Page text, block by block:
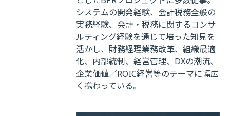
システムの開発経験、会計税務全般の
実務経験、会計・税務に関するコンサ
ルティング経験を通じて培った知見を
活かし、財務経理業務改革、組織最適
化、内部統制、経営管理、DXの潮流、
企業価値／ROIC経営等のテーマに幅広
く携わっている。